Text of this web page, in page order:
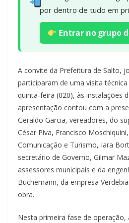
por dentro de tudo em
Entrar no grupo
A convite da Prefeitura de Salto,
participaram de uma visita
quinta-feira (020), às instalações
apresentação contou com a
Geraldo Garcia, vereadores, do
César Piva, Francisco
Comunicação e Turismo, Iara
secretário de Governo, Gilmar
assessores municipais e da
Buchemann, da empresa
obra.
Nesta primeira fase de operação,